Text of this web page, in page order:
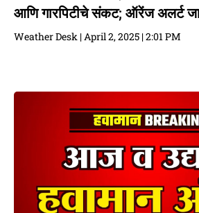
आणि गारपिटीचे संकट; ऑरेंज अलर्ट
Weather Desk April 2, 2025 2:01 PM